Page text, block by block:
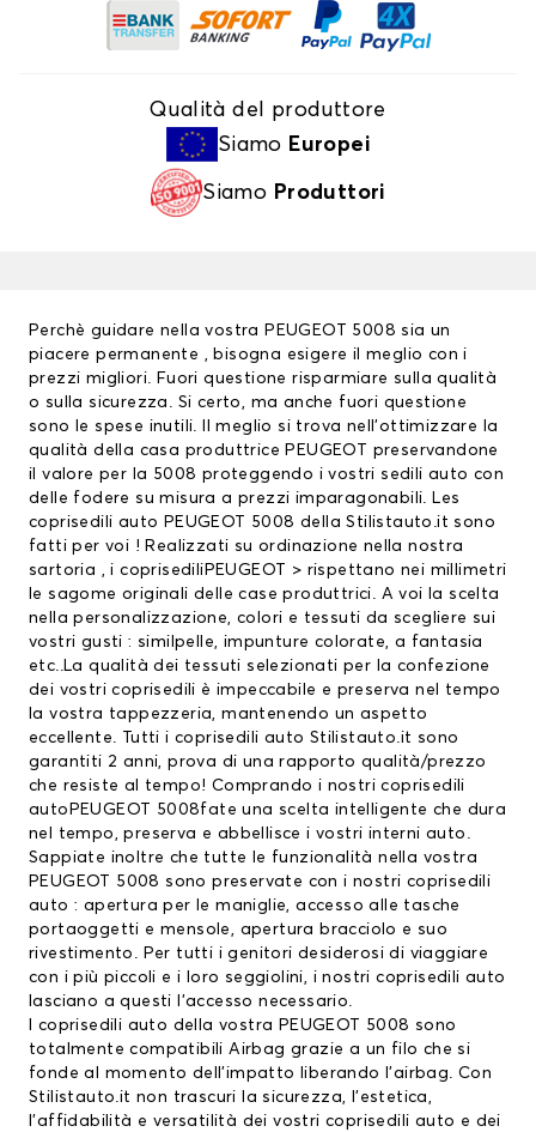
Qualità del produttore
Siamo Europei
Siamo Produttori
Perchè guidare nella vostra PEUGEOT 5008 sia un
piacere permanente , bisogna esigere il meglio con i
prezzi migliori. Fuori questione risparmiare sulla qualità
o sulla sicurezza. Si certo, ma anche fuori questione
sono le spese inutili. Il meglio si trova nell’ottimizzare la
qualità della casa produttrice PEUGEOT preservandone
il valore per la 5008 proteggendo i vostri sedili auto con
delle fodere su misura a prezzi imparagonabili. Les
coprisedili auto PEUGEOT 5008 della Stilistauto.it sono
fatti per voi ! Realizzati su ordinazione nella nostra
sartoria , icoprisediliPEUGEOT
> rispettano nei millimetri
le sagome originali delle case produttrici. A voi la scelta
nella personalizzazione, colori e tessuti da scegliere sui
vostri gusti : similpelle, impunture colorate, a fantasia
etc..La qualità dei tessuti selezionati per la confezione
dei vostri coprisedili è impeccabile e preserva nel tempo
la vostra tappezzeria, mantenendo un aspetto
eccellente. Tutti i coprisedili auto Stilistauto.it sono
garantiti 2 anni, prova di una rapporto qualità/prezzo
che resiste al tempo! Comprando i nostri coprisedili
autoPEUGEOT 5008fate una scelta intelligente che dura
nel tempo, preserva e abbellisce i vostri interni auto.
Sappiate inoltre che tutte le funzionalità nella vostra
PEUGEOT 5008 sono preservate con i nostri coprisedili
auto : apertura per le maniglie, accesso alle tasche
portaoggetti e mensole, apertura bracciolo e suo
rivestimento. Per tutti i genitori desiderosi di viaggiare
con i più piccoli e i loro seggiolini, i nostri coprisedili auto
lasciano a questi l’accesso necessario.
I coprisedili auto della vostra PEUGEOT 5008 sono
totalmente compatibili Airbag grazie a un filo che si
fonde al momento dell’impatto liberando l’airbag. Con
Stilistauto.it non trascuri la sicurezza, l’estetica,
l’affidabilità e versatilità dei vostri coprisedili auto e dei